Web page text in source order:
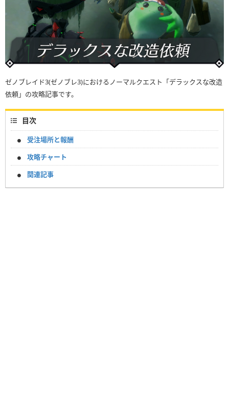
ゼノブレイド3(ゼノブレ3)におけるノーマルクエスト「デラックスな改造
依頼」の攻略記事です。
目次
受注場所と報酬
攻略チャート
関連記事